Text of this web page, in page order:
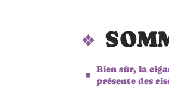
Bien sûr, la
présente des